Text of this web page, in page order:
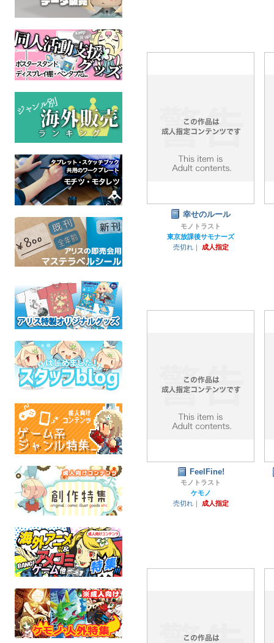
幸せのルール
モノトラスト
東京放課後サモナーズ
売切れ｜
成人指定
FeelFine!
モノトラスト
ケモノ
売切れ｜
成人指定